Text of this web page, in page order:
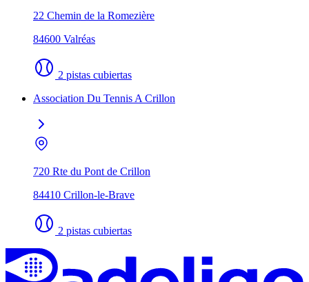
22 Chemin de la Romezière
84600 Valréas
2 pistas cubiertas
Association Du Tennis A Crillon
720 Rte du Pont de Crillon
84410 Crillon-le-Brave
2 pistas cubiertas